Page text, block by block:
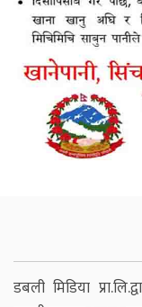
डबली मिडिया